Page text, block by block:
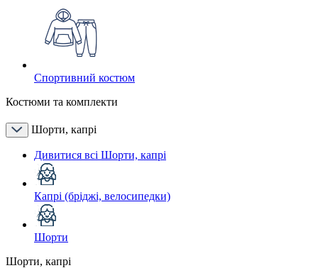
Спортивний костюм
Костюми та комплекти
Шорти, капрі
Дивитися всі Шорти, капрі
Капрі (бріджі, велосипедки)
Шорти
Шорти, капрі